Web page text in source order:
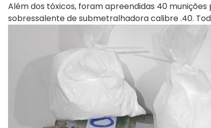
Além dos tóxicos, foram apreendidas 40
sobressalente de submetralhadora calibre .40.